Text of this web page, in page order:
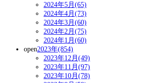
2024年5月(65)
2024年4月(73)
2024年3月(60)
2024年2月(75)
2024年1月(60)
open2023年(854)
2023年12月(49)
2023年11月(97)
2023年10月(78)